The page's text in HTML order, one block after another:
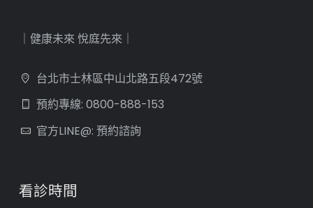
｜健康未來 悅庭先來｜
台北市士林區中山北路五段472號
預約專線: 0800-888-153
官方LINE@: 預約諮詢
看診時間